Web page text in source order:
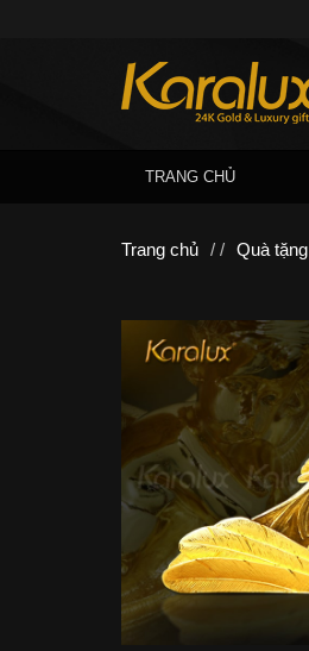
TRANG CHỦ
Trang chủ / / Quà tặng